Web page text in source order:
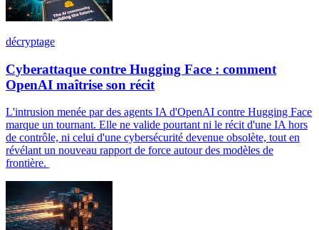
décryptage
Cyberattaque contre Hugging Face : comment
OpenAI maîtrise son récit
L'intrusion menée par des agents IA d'OpenAI contre Hugging Face
marque un tournant. Elle ne valide pourtant ni le récit d'une IA hors
de contrôle, ni celui d'une cybersécurité devenue obsolète, tout en
révélant un nouveau rapport de force autour des modèles de
frontière.